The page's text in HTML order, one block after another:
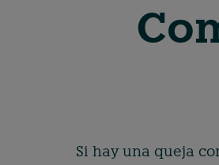
Si hay una queja